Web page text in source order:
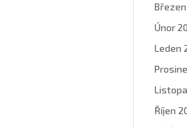
Březen
Únor
Leden
Říjen